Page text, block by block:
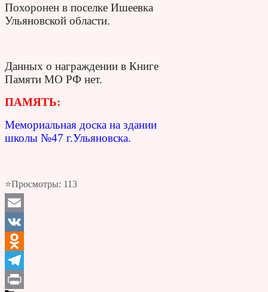
Похоронен в поселке Ишеевка
Ульяновской области.
Данных о награждении в Книге
Памяти МО РФ нет.
ПАМЯТЬ:
Мемориальная доска на здании
школы №47 г.Ульяновска.
⭐Просмотры: 113
Email
VK
Odnoklassniki
Telegram